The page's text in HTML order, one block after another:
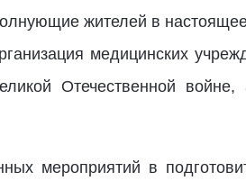
жителей в
медицинских
Отечественной войне,
мероприятий в